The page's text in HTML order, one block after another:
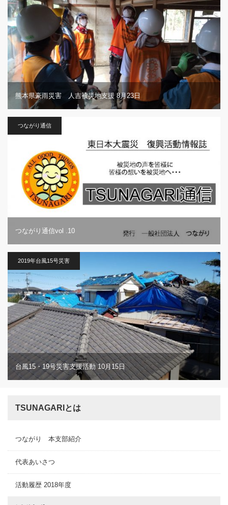
熊本県豪雨災害 人吉被災地支援 8月23日
つながり通信
つながり通信vol .10
2019年台風15号災害
台風15・19号災害支援活動 10月15日
TSUNAGARIとは
つながり 本支部紹介
代表あいさつ
活動履歴 2018年度